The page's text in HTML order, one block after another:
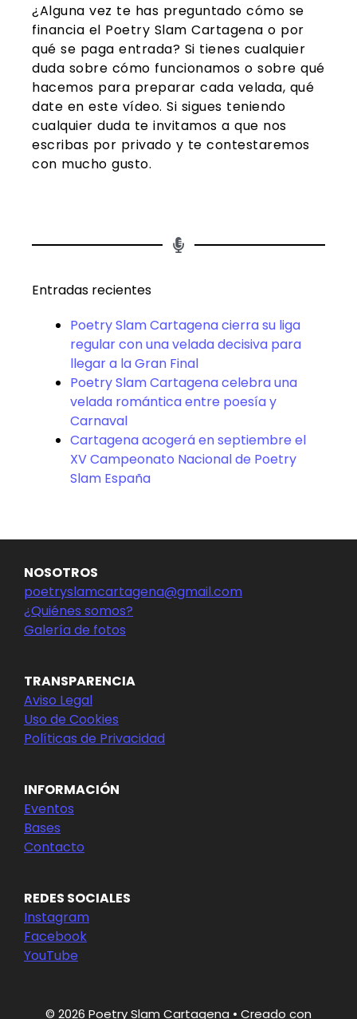
¿Alguna vez te has preguntado cómo se
financia el Poetry Slam Cartagena o por
qué se paga entrada? Si tienes cualquier
duda sobre cómo funcionamos o sobre qué
hacemos para preparar cada velada, qué
date en este vídeo. Si sigues teniendo
cualquier duda te invitamos a que nos
escribas por privado y te contestaremos
con mucho gusto.
Entradas recientes
Poetry Slam Cartagena cierra su liga
regular con una velada decisiva para
llegar a la Gran Final
Poetry Slam Cartagena celebra una
velada romántica entre poesía y
Carnaval
Cartagena acogerá en septiembre el
XV Campeonato Nacional de Poetry
Slam España
NOSOTROS
poetryslamcartagena@gmail.com
¿Quiénes somos?
Galería de fotos
TRANSPARENCIA
Aviso Legal
Uso de Cookies
Políticas de Privacidad
INFORMACIÓN
Eventos
Bases
Contacto
REDES SOCIALES
Instagram
Facebook
YouTube
© 2026 Poetry Slam Cartagena • Creado con